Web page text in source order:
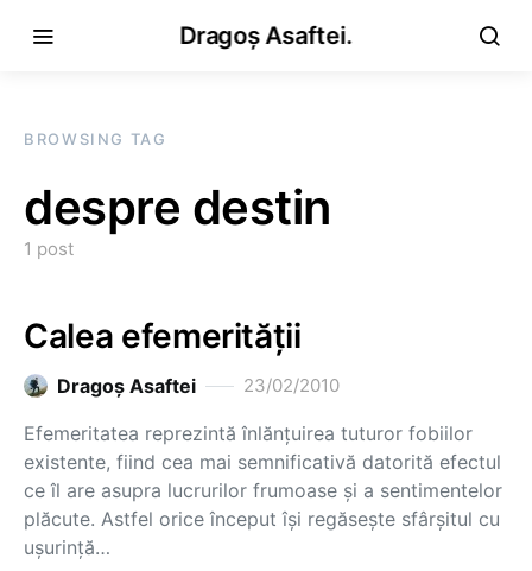
Dragoș Asaftei.
BROWSING TAG
despre destin
1 post
Calea efemerităţii
Dragoş Asaftei 23/02/2010
Efemeritatea reprezintă înlănţuirea tuturor fobiilor
existente, fiind cea mai semnificativă datorită efectul
ce îl are asupra lucrurilor frumoase şi a sentimentelor
plăcute. Astfel orice început îşi regăseşte sfârşitul cu
uşurinţă…